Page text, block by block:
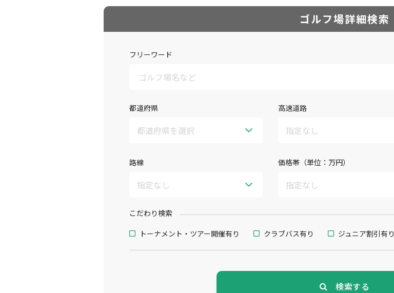
ゴルフ場詳細検索
フリーワード
都道府県 高速道路
路線 価格帯（単位：万円）
こだわり検索
トーナメント・ツアー開催有り
クラブバス有り ジュニア割引有り
検索する